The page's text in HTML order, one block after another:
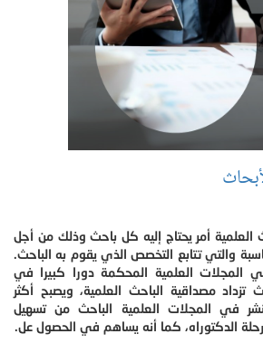
العلمية أمر يحتاج إليه كل باحث وذلك من أجل
والتي تتابع التخصص الذي يقوم به الباحث.
المجلات العلمية المحكمة دورا كبيرا في
تزداد مصداقية الباحث العلمية، ويصبح أكثر
في المجلات العلمية الباحث من تسهيل
الدكتوراه، كما أنه يساهم في الحصول عل.